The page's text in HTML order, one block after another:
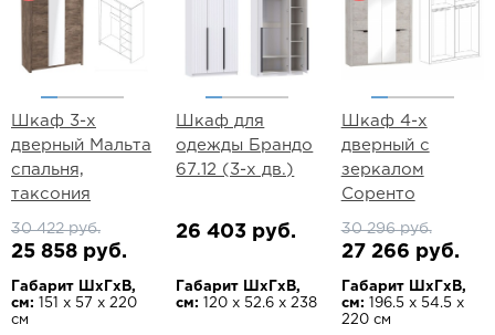
Шкаф 3-х
дверный Мальта
спальня,
таксония
30 422 руб.
25 858 руб.
Габарит ШхГхВ,
см: 151 х 57 х 220
см
Шкаф для
одежды Брандо
67.12 (3-х дв.)
26 403 руб.
Габарит ШхГхВ,
см:
120 х 52.6 х 238
Шкаф 4-х
дверный с
зеркалом
Соренто
30 296 руб.
27 266 руб.
Габарит ШхГхВ,
см: 196.5 х 54.5 х
220 см